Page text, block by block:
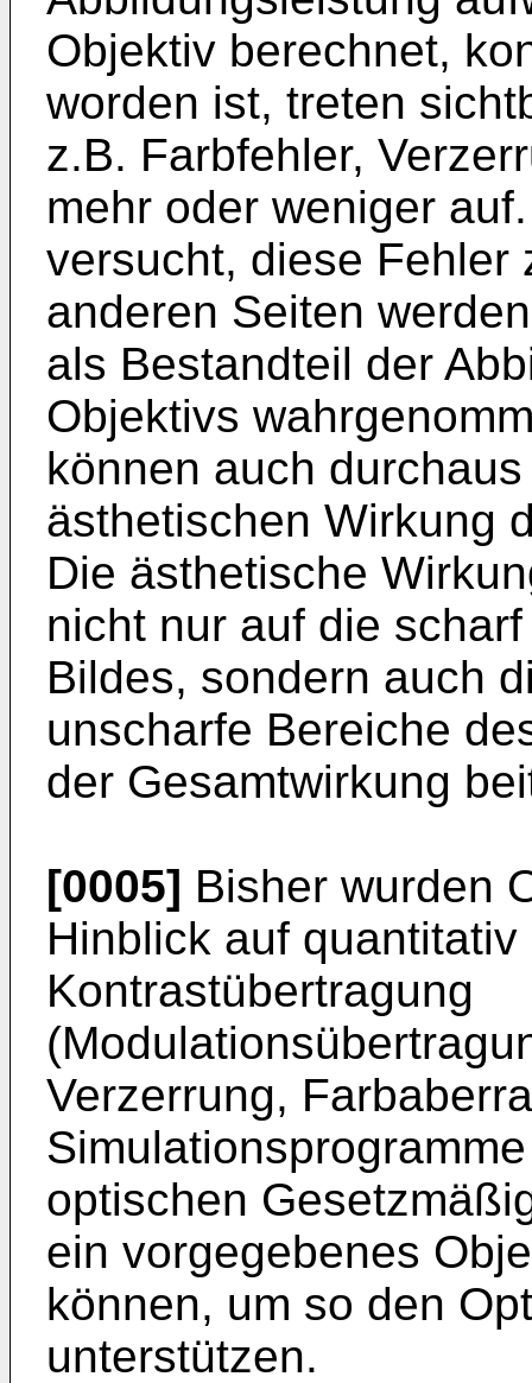
Objektiv berechnet,
worden ist, treten
z.B. Farbfehler,
mehr oder weniger
versucht, diese Fehler
anderen Seiten
als Bestandteil der
Objektivs
können auch
ästhetischen Wirkung
Die ästhetische
nicht nur auf die
Bildes, sondern auch
unscharfe Bereiche
der Gesamtwirkung
[0005] Bisher wurden
Hinblick auf
Kontrastübertragung
Verzerrung,
optischen
ein vorgegebenes
können, um so den
unterstützen.